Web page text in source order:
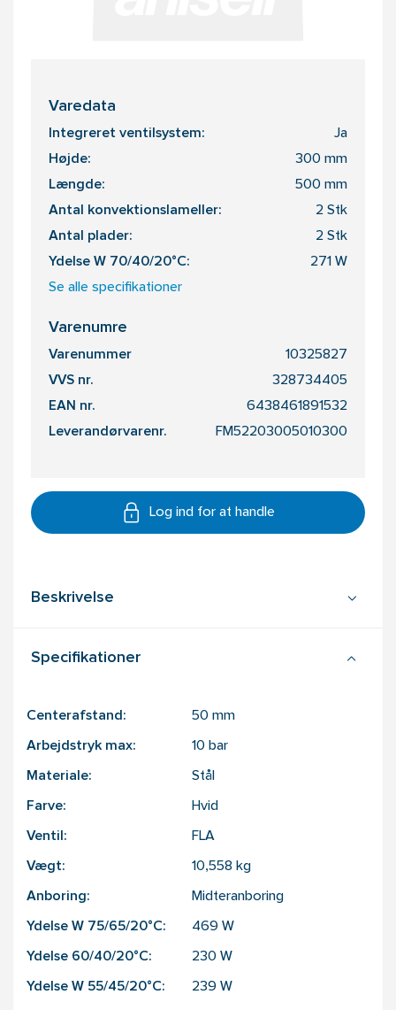
Varedata
Integreret ventilsystem: Ja
Højde: 300 mm
Længde: 500 mm
Antal konvektionslameller: 2 Stk
Antal plader: 2 Stk
Ydelse W 70/40/20°C: 271 W
Se alle specifikationer
Varenumre
Varenummer 10325827
VVS nr. 328734405
EAN nr. 6438461891532
Leverandørvarenr. FM52203005010300
Log ind for at handle
Beskrivelse
Specifikationer
Centerafstand: 50 mm
Arbejdstryk max: 10 bar
Materiale: Stål
Farve: Hvid
Ventil: FLA
Vægt: 10,558 kg
Anboring: Midteranboring
Ydelse W 75/65/20°C: 469 W
Ydelse 60/40/20°C: 230 W
Ydelse W 55/45/20°C: 239 W